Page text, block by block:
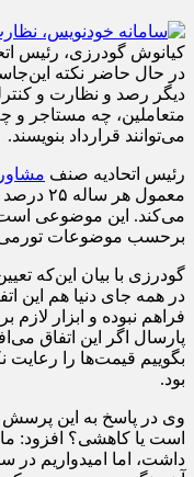
کیانوش گودرزی، رئیس
در حال حاضر نکته
دیگر رصد و نظارت و
متعاملین، چه مستاجر و
می‌توانند قرارداد بنویسند.
رئیس اتحادیه صنف
معمول
می‌کند. این موضوعی
برحسب موضوعات تورمی
گودرزی با بیان این‌که
در همه جای دنیا هم این
فراهم نبوده و ابزار
پارسال اگر این اتفاق
بگوییم قیمت‌ها را رعایت
بود.
است یا کاهشی؟ افزود:
داشت، اما امیدواریم